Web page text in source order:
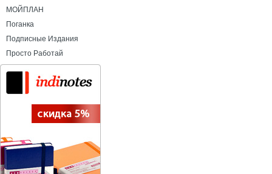
МОЙПЛАН
Поганка
Подписные Издания
Просто Работай